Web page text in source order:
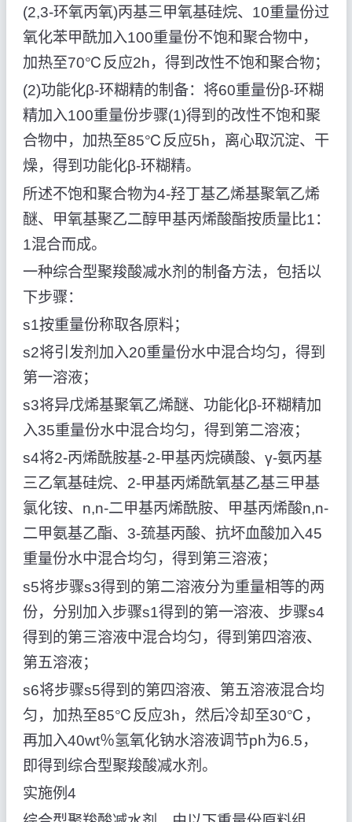
(2,3-环氧丙氧)丙基三甲氧基硅烷、10重量份过
氧化苯甲酰加入100重量份不饱和聚合物中，
加热至70℃反应2h，得到改性不饱和聚合物；
(2)功能化β-环糊精的制备：将60重量份β-环糊
精加入100重量份步骤(1)得到的改性不饱和聚
合物中，加热至85℃反应5h，离心取沉淀、干
燥，得到功能化β-环糊精。
所述不饱和聚合物为4-羟丁基乙烯基聚氧乙烯
醚、甲氧基聚乙二醇甲基丙烯酸酯按质量比1：
1混合而成。
一种综合型聚羧酸减水剂的制备方法，包括以
下步骤：
s1按重量份称取各原料；
s2将引发剂加入20重量份水中混合均匀，得到
第一溶液；
s3将异戊烯基聚氧乙烯醚、功能化β-环糊精加
入35重量份水中混合均匀，得到第二溶液；
s4将2-丙烯酰胺基-2-甲基丙烷磺酸、γ-氨丙基
三乙氧基硅烷、2-甲基丙烯酰氧基乙基三甲基
氯化铵、n,n-二甲基丙烯酰胺、甲基丙烯酸n,n-
二甲氨基乙酯、3-巯基丙酸、抗坏血酸加入45
重量份水中混合均匀，得到第三溶液；
s5将步骤s3得到的第二溶液分为重量相等的两
份，分别加入步骤s1得到的第一溶液、步骤s4
得到的第三溶液中混合均匀，得到第四溶液、
第五溶液；
s6将步骤s5得到的第四溶液、第五溶液混合均
匀，加热至85℃反应3h，然后冷却至30℃，
再加入40wt％氢氧化钠水溶液调节ph为6.5，
即得到综合型聚羧酸减水剂。
实施例4